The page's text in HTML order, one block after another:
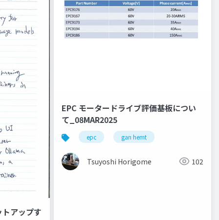
アップす
EPC モータードライブ評価基板につい
て_08MAR2025
epc gan hemt
Tsuyoshi Horigome 102